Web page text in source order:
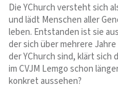
Die YChurch versteht sich
und lädt Menschen aller
leben. Entstanden ist sie
der sich über mehrere
der YChurch sind, klärt sich
im CVJM Lemgo schon
konkret aussehen?